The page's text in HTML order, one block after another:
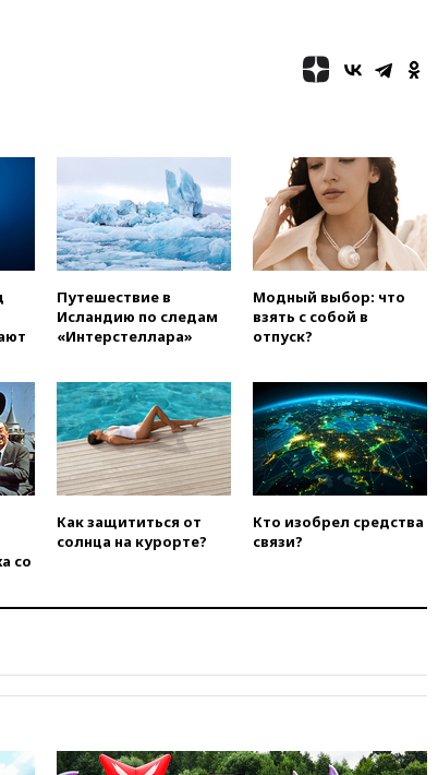
скульптуру балерины
Бессент
анонсировал скорое
соглашение о прекращении
огня США и Ирана
вчера, 22:15Три человека
при нападении в Чехии
вчера, 22:00Путин поручил
области
вчера, 21:56The Atlantic: Маск
отказал Украине в
использовании Starlink для
атак вглубь РФ
вчера, 21:35 После пожара на
складе в Брянске возбудили
РФ по гимнастике получили
вчера, 21:00На границе
Путешествие в
Исландию по следам
«Интерстеллара»
Модный выбор: что
взять с собой в
отпуск?
со
Как защититься от
солнца на курорте?
Кто изобрел средства
связи?